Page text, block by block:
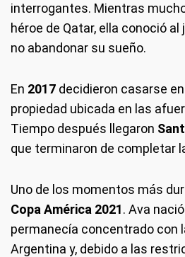
interrogantes. Mientras
héroe de Qatar, ella conoció
no abandonar su sueño.
En 2017 decidieron casarse
propiedad ubicada en las
Tiempo después llegaron
que terminaron de completar
Uno de los momentos más
Copa América 2021. Ava
permanecía concentrado con
Argentina y, debido a las